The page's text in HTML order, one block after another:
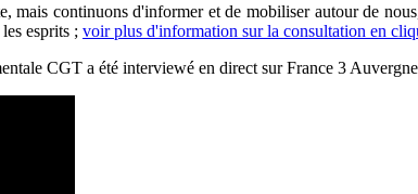
mais continuons d'informer et de mobiliser autour de
esprits ; voir plus d'information sur la consultation en
CGT a été interviewé en direct sur France 3